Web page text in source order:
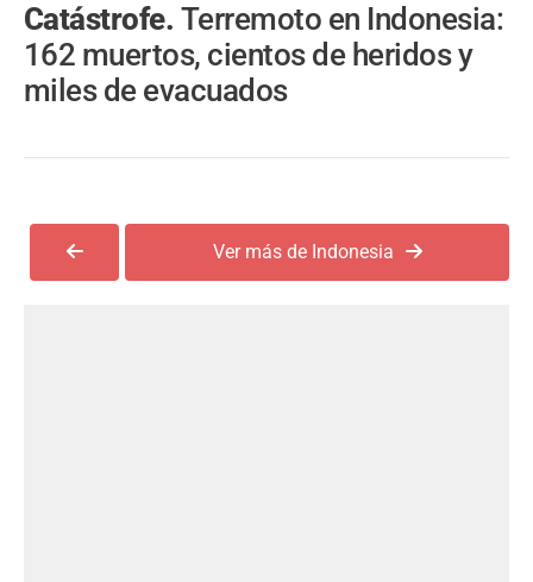
Catástrofe. Terremoto en Indonesia:
162 muertos, cientos de heridos y
miles de evacuados
Ver más de Indonesia